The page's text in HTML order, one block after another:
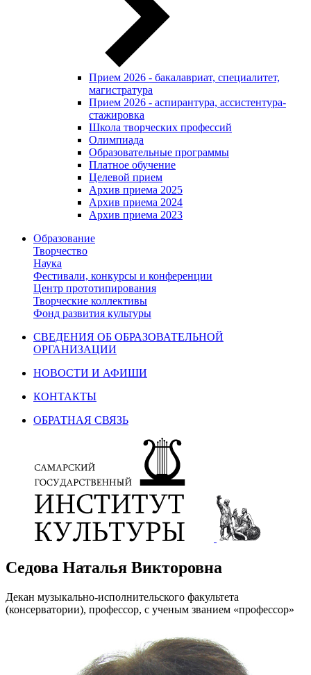
Прием 2026 - бакалавриат, специалитет,
магистратура
Прием 2026 - аспирантура, ассистентура-
стажировка
Школа творческих профессий
Олимпиада
Образовательные программы
Платное обучение
Целевой прием
Архив приема 2025
Архив приема 2024
Архив приема 2023
Образование
Творчество
Наука
Фестивали, конкурсы и конференции
Центр прототипирования
Творческие коллективы
Фонд развития культуры
СВЕДЕНИЯ ОБ ОБРАЗОВАТЕЛЬНОЙ
ОРГАНИЗАЦИИ
НОВОСТИ И АФИШИ
КОНТАКТЫ
ОБРАТНАЯ СВЯЗЬ
Седова Наталья Викторовна
Декан музыкально-исполнительского факультета
(консерватории), профессор, с ученым званием «профессор»